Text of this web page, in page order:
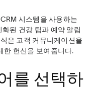
시스템을 사용하는
된 건강 팁과 예약 알림
은 고객 커뮤니케이션을
한 헌신을 보여줍니다.
를 선택하